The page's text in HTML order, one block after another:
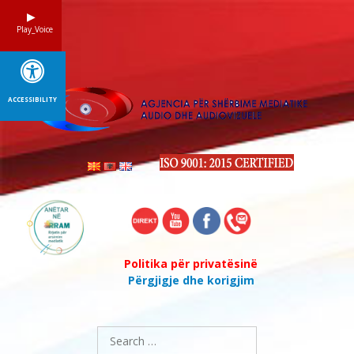
Politika për privatësinë
Përgjigje dhe korigjim
Search
for:
Play_Voice
ACCESSIBILITY